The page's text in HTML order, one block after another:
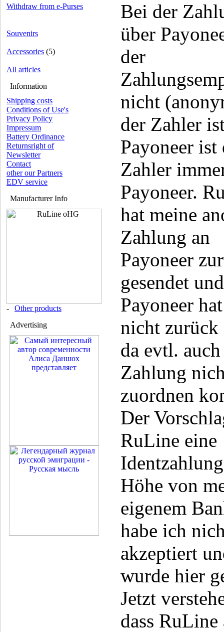
Withdraw from e-Purses
Souvenirs
Accessories (5)
All articles
Information
Shipping costs
Conditions of Use's
Privacy Policy
Impressum
Battery Ordinance
Returnsright of
Newsletter
Contact
other our Partners
EDV service
Manufacturer Info
-
Other products
Advertising
Bei der
über
der
nicht
der Zahler
Payoneer ist
Zahler
Payoneer.
hat meine
Zahlung an
Payoneer
gesendet und
Payoneer
nicht zurück
da evtl.
Zahlung
zuordnen
Der
RuLine eine
Höhe von
eigenem
habe ich
akzeptiert
wurde hier
Jetzt
dass RuLine